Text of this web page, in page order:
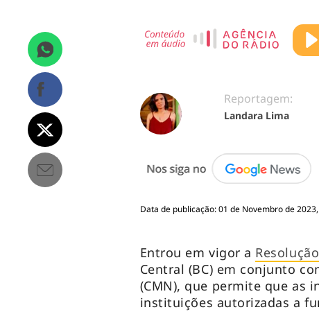
Reportagem:
Landara Lima
Data de publicação: 01 de Novembro de
Entrou em vigor a
Central (BC) em conjunto
(CMN), que permite que as
instituições autorizadas a